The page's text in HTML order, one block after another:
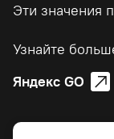
Эти значения
Узнайте
Яндекс GO